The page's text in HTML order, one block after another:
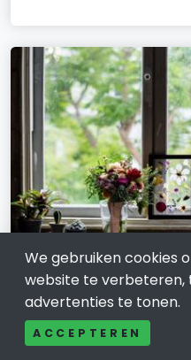
WONEN, HUIS EN
Raamdecoratie
Waddinxveen:
We gebruiken cookies
website te verbeteren,
advertenties te tonen.
ACCEPTEREN